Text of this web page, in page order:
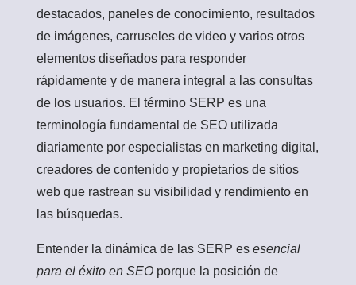
destacados, paneles de conocimiento, resultados
de imágenes, carruseles de video y varios otros
elementos diseñados para responder
rápidamente y de manera integral a las consultas
de los usuarios. El término SERP es una
terminología fundamental de SEO utilizada
diariamente por especialistas en marketing digital,
creadores de contenido y propietarios de sitios
web que rastrean su visibilidad y rendimiento en
las búsquedas.
Entender la dinámica de las SERP es esencial
para el éxito en SEO porque la posición de